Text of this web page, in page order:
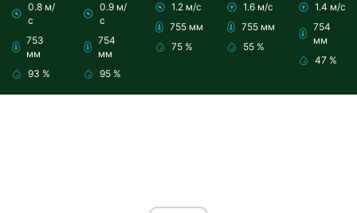
0.8 м/
с
753
мм
93 %
0.9 м/
с
754
мм
95 %
1.2 м/с
755 мм
75 %
1.6 м/с
755 мм
55 %
1.4 м/с
754
мм
47 %